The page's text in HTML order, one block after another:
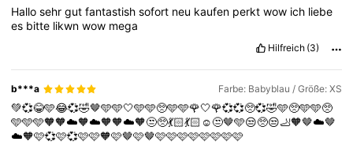
Hallosehrgutfantastishsofort neu kaufen perktwow ich liebe
es bitte likwnwow mega
Hilfreich (3)
b***a Farbe: Babyblau / Größe: XS
💚💞😂🩵😂💞🤣🤎🩵🩵🤍🩵🩵🥺🩵🩵🌹🤍🌹💞💞🥺💞🤣🩵🥺🩵🩵🥺
🩵🩵🩵🧡🧡☁️🧡☁️🧡🧡☁️🧡😒🥺💃🏻💃🏻☺️😒🤎🩵😒🥺😒🦶🧡🤎☁️🤎
☁️🧡🩷💞🩷💞🩷🩷🧡🩷🤎🩷🤎🩷🩷🩷🩷🩷🩷🩷🩷